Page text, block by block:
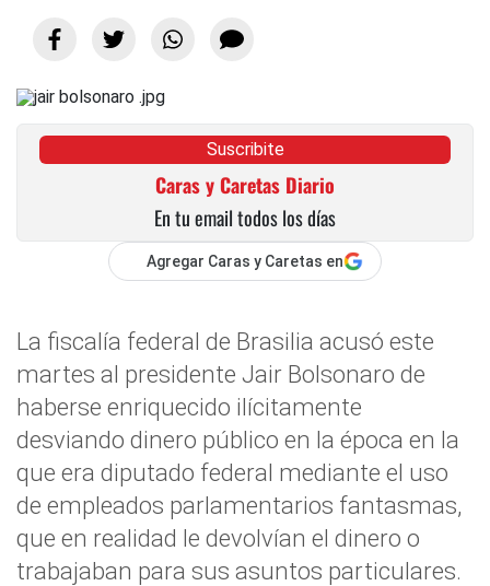
Suscribite
Caras y Caretas Diario
En tu email todos los días
Agregar Caras y Caretas en
La fiscalía federal de Brasilia acusó este
martes al presidente Jair Bolsonaro de
haberse enriquecido ilícitamente
desviando dinero público en la época en la
que era diputado federal mediante el uso
de empleados parlamentarios fantasmas,
que en realidad le devolvían el dinero o
trabajaban para sus asuntos particulares.